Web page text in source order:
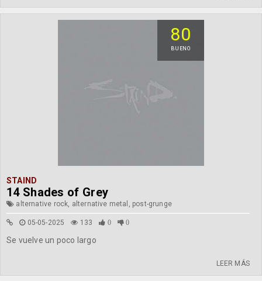
80
BUENO
STAIND
14 Shades of Grey
alternative rock, alternative metal, post-grunge
05-05-2025 133 0 0
Se vuelve un poco largo
LEER MÁS